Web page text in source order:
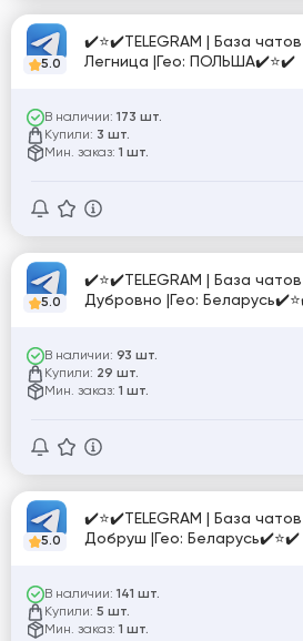
5.0
✔️⭐✔️TELEGRAM | База
Легница |Гео: ПОЛЬША✔️⭐✔️
В наличии: 173 шт.
Купили: 3 шт.
Мин. заказ: 1 шт.
5.0
✔️⭐✔️TELEGRAM | База
Дубровно |Гео:
В наличии: 93 шт.
Купили: 29 шт.
Мин. заказ: 1 шт.
5.0
✔️⭐✔️TELEGRAM | База
Добруш |Гео: Беларусь✔️⭐✔️
В наличии: 141 шт.
Купили: 5 шт.
Мин. заказ: 1 шт.